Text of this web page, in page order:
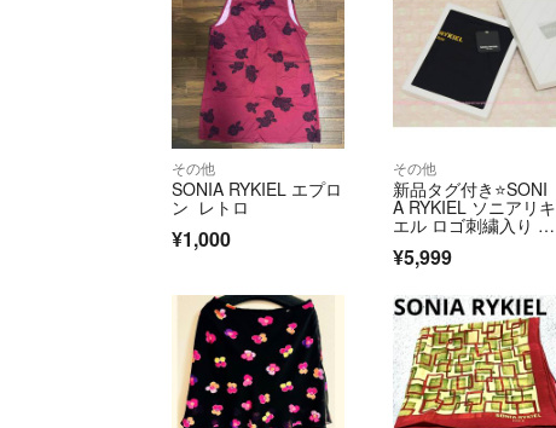
その他
SONIA RYKIEL エプロ
ン レトロ
¥1,000
その他
新品タグ付き⭐️SONI
A RYKIEL ソニアリキ
エル ロゴ刺繍入り エ
¥5,999